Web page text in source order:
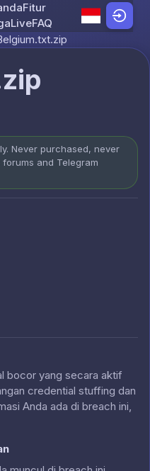
to content
Fitur
LiveFAQ
Never purchased, never
and Telegram
bocor yang secara aktif
credential stuffing dan
Anda ada di breach ini,